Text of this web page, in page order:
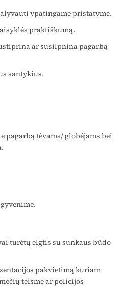
ypatingame pristatyme.
praktiškumą.
ar susilpnina pagarbą
santykius.
pagarbą tėvams/ globėjams bei
turėtų elgtis su sunkaus būdo
pakvietimą kuriam
teisme ar policijos